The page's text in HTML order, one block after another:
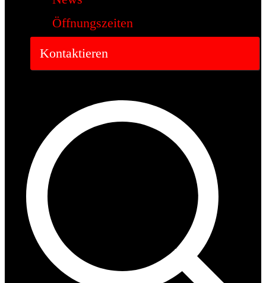
Öffnungszeiten
Kontaktieren